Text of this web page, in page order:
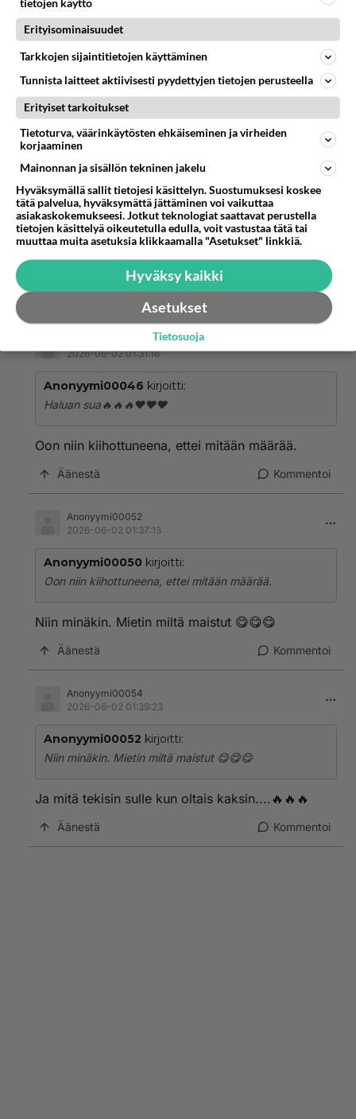
Anonyymi00043
2026-06-02 01:00:39
Se kainalo odottaa sua täällä. Vain sinua...
Tulethan?
Äänestä
Anonyymi00046
2026-06-02 01:18:55
Anonyymi00042kirjoitti:
No huh ilomielin tekisin sulle tuon ja kiihotun jo
pelkästä ajatuksesta ❤️❤️🔥🔥🫦
Haluan sua🔥🔥🔥❤️❤️❤️
Kommentoi
2026-06-02 01:31:16
Anonyymi00046 kirjoitti:
Haluan sua🔥🔥🔥❤️❤️❤️
Oon niin kiihottuneena, ettei mitään määrää.
Äänestä Kommentoi
Anonyymi00052
2026-06-02 01:37:13
Anonyymi00050 kirjoitti:
Oon niin kiihottuneena, ettei mitään määrää.
Niin minäkin. Mietin miltä maistut 😋😋😋
Äänestä Kommentoi
Anonyymi00054
2026-06-02 01:39:23
Anonyymi00052 kirjoitti:
Niin minäkin. Mietin miltä maistut 😋😋😋
Ja mitä tekisin sulle kun oltais kaksin....🔥🔥🔥
Äänestä Kommentoi
tietojen käyttö
Erityisominaisuudet
Tarkkojen sijaintitietojen käyttäminen
Tunnista laitteet aktiivisesti pyydettyjen tietojen perusteella
Erityiset tarkoitukset
Tietoturva, väärinkäytösten ehkäiseminen ja virheiden
korjaaminen
Mainonnan ja sisällön tekninen jakelu
Hyväksymällä sallit tietojesi käsittelyn. Suostumuksesi koskee
tätä palvelua, hyväksymättä jättäminen voi vaikuttaa
asiakaskokemukseesi. Jotkut teknologiat saattavat perustella
tietojen käsittelyä oikeutetulla edulla, voit vastustaa tätä tai
muuttaa muita asetuksia klikkaamalla "Asetukset" linkkiä.
Hyväksy kaikki
Asetukset
Tietosuoja